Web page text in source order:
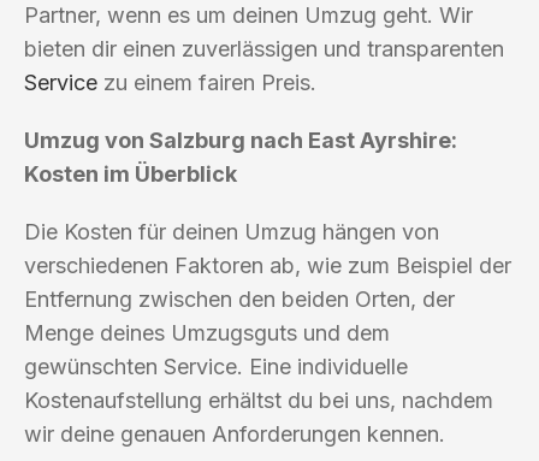
Partner, wenn es um deinen Umzug geht. Wir
bieten dir einen zuverlässigen und transparenten
Service zu einem fairen Preis.
Umzug von Salzburg nach East Ayrshire:
Kosten im Überblick
Die Kosten für deinen Umzug hängen von
verschiedenen Faktoren ab, wie zum Beispiel der
Entfernung zwischen den beiden Orten, der
Menge deines Umzugsguts und dem
gewünschten Service. Eine individuelle
Kostenaufstellung erhältst du bei uns, nachdem
wir deine genauen Anforderungen kennen.